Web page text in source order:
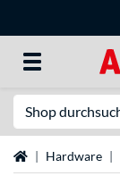
StartseiteHardware